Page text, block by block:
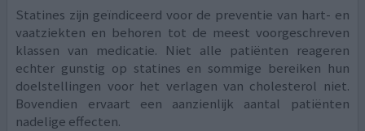
Statines zijn geïndiceerd voor de preventie van hart- en
vaatziekten en behoren tot de meest voorgeschreven
klassen van medicatie. Niet alle patiënten reageren
echter gunstig op statines en sommige bereiken hun
doelstellingen voor het verlagen van cholesterol niet.
Bovendien ervaart een aanzienlijk aantal patiënten
nadelige effecten.